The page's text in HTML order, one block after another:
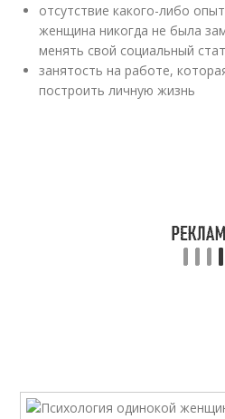
отсутствие какого-либо
женщина никогда не была
менять свой социальный
занятость на работе,
построить личную жизнь